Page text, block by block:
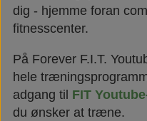
dig - hjemme foran
fitnesscenter.
På Forever F.I.T.
hele
adgang til FIT
du ønsker at træne.